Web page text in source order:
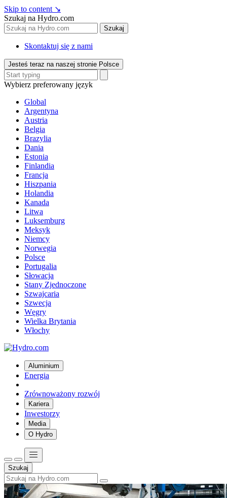
Skip to content ↘
Szukaj na Hydro.com
Szukaj
Skontaktuj się z nami
Jesteś teraz na naszej stronie Polsce
Wybierz preferowany język
Global
Argentyna
Austria
Belgia
Brazylia
Dania
Estonia
Finlandia
Francja
Hiszpania
Holandia
Kanada
Litwa
Luksemburg
Meksyk
Niemcy
Norwegia
Polsce
Portugalia
Słowacja
Stany Zjednoczone
Szwajcaria
Szwecja
Węgry
Wielka Brytania
Włochy
Aluminium
Energia
Zrównoważony rozwój
Kariera
Inwestorzy
Media
O Hydro
Szukaj